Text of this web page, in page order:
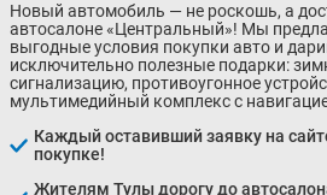
Новый автомобиль — не роскошь, а
автосалоне «Центральный»! Мы
выгодные условия покупки авто и
исключительно полезные подарки:
сигнализацию, противоугонное
мультимедийный комплекс с
Каждый оставивший заявку на
покупке!
Жителям Тулы дорогу до